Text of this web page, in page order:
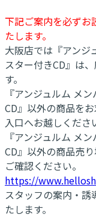
下記ご案内を必ずお
たします。
大阪店では『アンジ
スター付きCD』は
す。
『アンジュルム メ
CD』以外の商品を
入口へお越しくださ
『アンジュルム メ
CD』以外の商品売
ご確認ください。
https://
スタッフの案内・誘
たします。